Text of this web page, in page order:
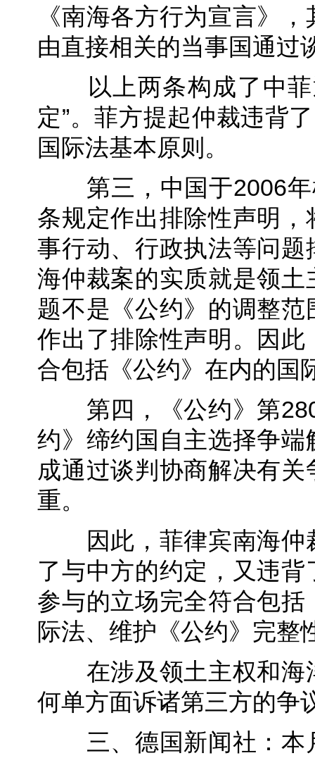
《南海各方行为宣言》
由直接相关的当事国通过
以上两条构成了中菲
定”。菲方提起仲裁违背
国际法基本原则。
第三，中国于2006年
条规定作出排除性声明
事行动、行政执法等问
海仲裁案的实质就是领
题不是《公约》的调整
作出了排除性声明。因
合包括《公约》在内的国
第四，《公约》第280
约》缔约国自主选择争
成通过谈判协商解决有
重。
因此，菲律宾南海仲
了与中方的约定，又违
参与的立场完全符合包
际法、维护《公约》完整
在涉及领土主权和海
何单方面诉诸第三方的争
三、德国新闻社：本